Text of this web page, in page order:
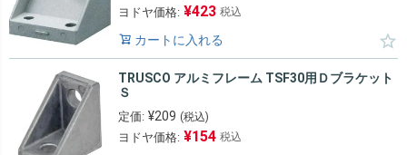
ヨドヤ価格: ¥423 税込
カートに入れる
TRUSCO アルミフレーム TSF30用Ｄブラケット
Ｓ
定価: ¥209 (税込)
ヨドヤ価格: ¥154 税込